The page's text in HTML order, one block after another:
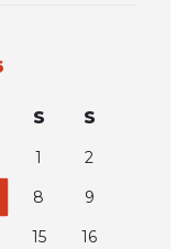
S S
1
2
8
9
15
16